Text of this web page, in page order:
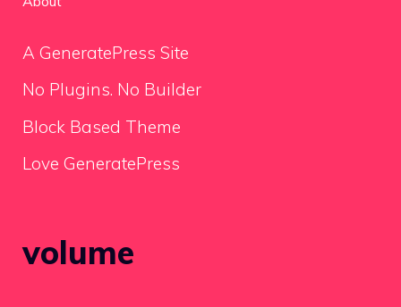
A GeneratePress Site
No Plugins. No Builder
Block Based Theme
Love GeneratePress
volume